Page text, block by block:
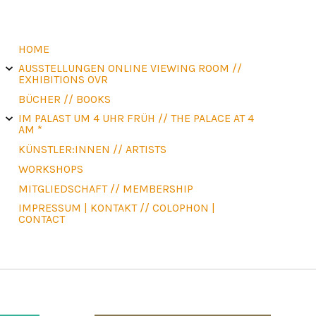
HOME
AUSSTELLUNGEN ONLINE VIEWING ROOM //
EXHIBITIONS OVR
EX
PA
BÜCHER // BOOKS
IM PALAST UM 4 UHR FRÜH // THE PALACE AT 4
AM *
EX
PA
KÜNSTLER:INNEN // ARTISTS
WORKSHOPS
MITGLIEDSCHAFT // MEMBERSHIP
IMPRESSUM | KONTAKT // COLOPHON |
CONTACT